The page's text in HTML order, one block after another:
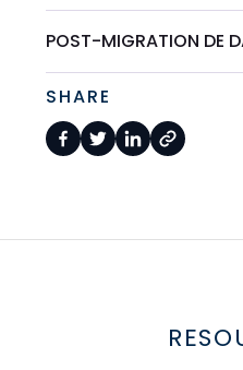
POST-MIGRATION DE
SHARE